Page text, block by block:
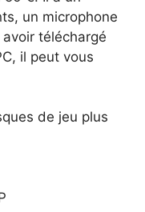
un microphone
téléchargé
il peut vous
de jeu plus